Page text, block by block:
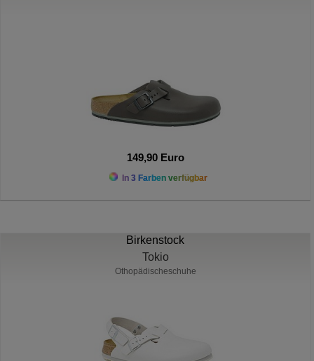
149,90 Euro
In 3 Farben verfügbar
Birkenstock
Tokio
Othopädischeschuhe